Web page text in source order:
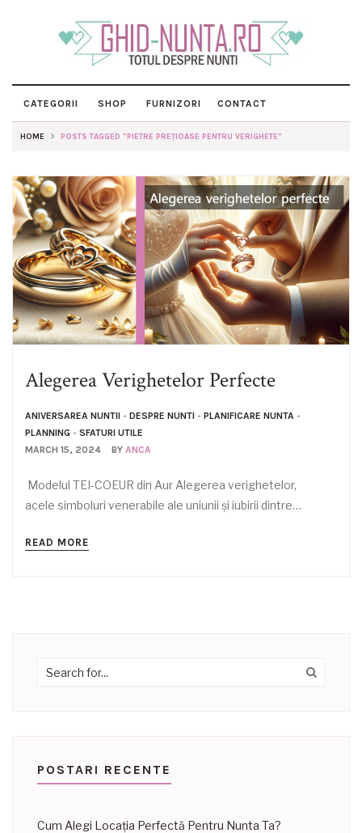
CATEGORII SHOP FURNIZORI CONTACT
HOME POSTS TAGGED "PIETRE PREȚIOASE PENTRU VERIGHETE"
Alegerea Verighetelor Perfecte
ANIVERSAREA NUNTII - DESPRE NUNTI - PLANIFICARE NUNTA -
PLANNING - SFATURI UTILE
MARCH 15, 2024
BY ANCA
Modelul TEI-COEUR din Aur Alegerea verighetelor,
acele simboluri venerabile ale uniunii și iubirii dintre…
READ MORE
POSTARI RECENTE
Cum Alegi Locația Perfectă Pentru Nunta Ta?